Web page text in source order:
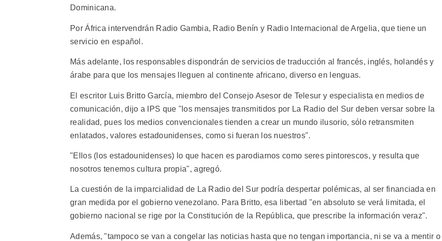
Dominicana.
Por África intervendrán Radio Gambia, Radio Benín y Radio Internacional de Argelia, que tiene un
servicio en español.
Más adelante, los responsables dispondrán de servicios de traducción al francés, inglés, holandés y
árabe para que los mensajes lleguen al continente africano, diverso en lenguas.
El escritor Luis Britto García, miembro del Consejo Asesor de Telesur y especialista en medios de
comunicación, dijo a IPS que "los mensajes transmitidos por La Radio del Sur deben versar sobre la
realidad, pues los medios convencionales tienden a crear un mundo ilusorio, sólo retransmiten
enlatados, valores estadounidenses, como si fueran los nuestros".
"Ellos (los estadounidenses) lo que hacen es parodiarnos como seres pintorescos, y resulta que
nosotros tenemos cultura propia", agregó.
La cuestión de la imparcialidad de La Radio del Sur podría despertar polémicas, al ser financiada en
gran medida por el gobierno venezolano. Para Britto, esa libertad "en absoluto se verá limitada, el
gobierno nacional se rige por la Constitución de la República, que prescribe la información veraz".
Además, "tampoco se van a congelar las noticias hasta que no tengan importancia, ni se va a mentir o